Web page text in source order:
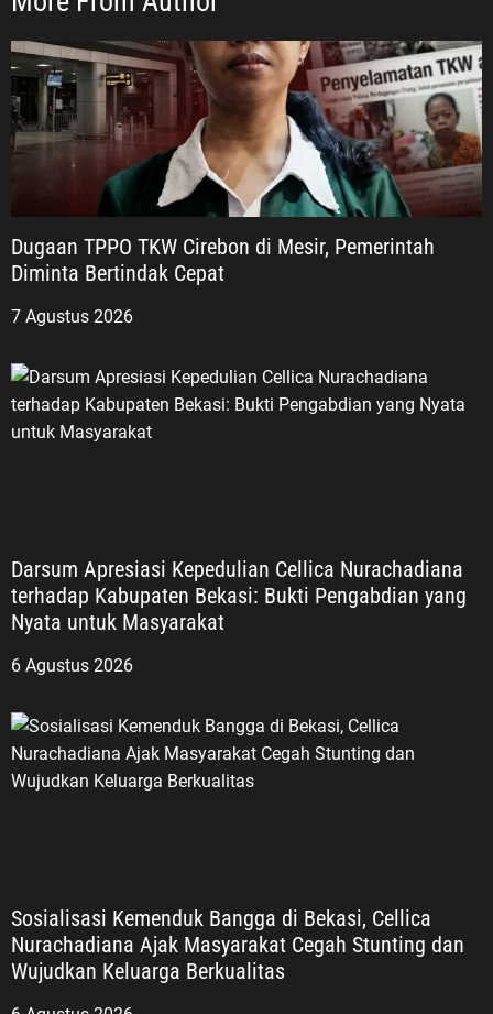
Dugaan TPPO TKW Cirebon di Mesir, Pemerintah
Diminta Bertindak Cepat
7 Agustus 2026
Darsum Apresiasi Kepedulian Cellica Nurachadiana
terhadap Kabupaten Bekasi: Bukti Pengabdian yang
Nyata untuk Masyarakat
6 Agustus 2026
Sosialisasi Kemenduk Bangga di Bekasi, Cellica
Nurachadiana Ajak Masyarakat Cegah Stunting dan
Wujudkan Keluarga Berkualitas